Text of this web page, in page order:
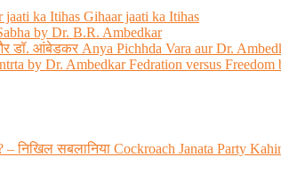
jaati ka Itihas Gihaar jaati ka Itihas
by Dr. B.R. Ambedkar
डॉ. आंबेडकर Anya Pichhda Vara aur Dr.
by Dr. Ambedkar Fedration versus
– निखिल सबलानिया Cockroach Janata Party